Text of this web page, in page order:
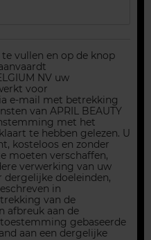
nieuwsbrief en blijf altijd
wereld van beauty en
vullen en op de knop
NV uw
voor
e-mail met betrekking
van APRIL BEAUTY
met het
te hebben gelezen. U
kosteloos en zonder
moeten verschaffen,
verwerking van uw
dergelijke doeleinden,
in
van de
afbreuk aan de
gebaseerde
aan een dergelijke